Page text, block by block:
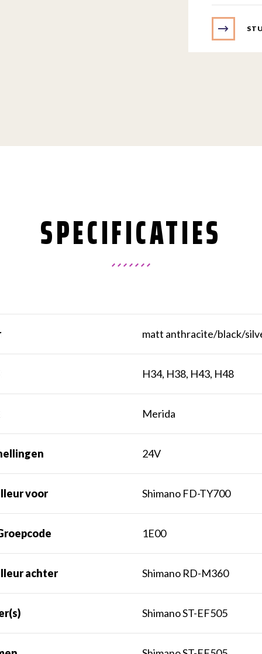
SPECIFICATIES
matt anthracite/black/
H34, H38, H43, H48
Merida
24V
voor Shimano FD-TY700
1E00
achter Shimano RD-M360
Shimano ST-EF505